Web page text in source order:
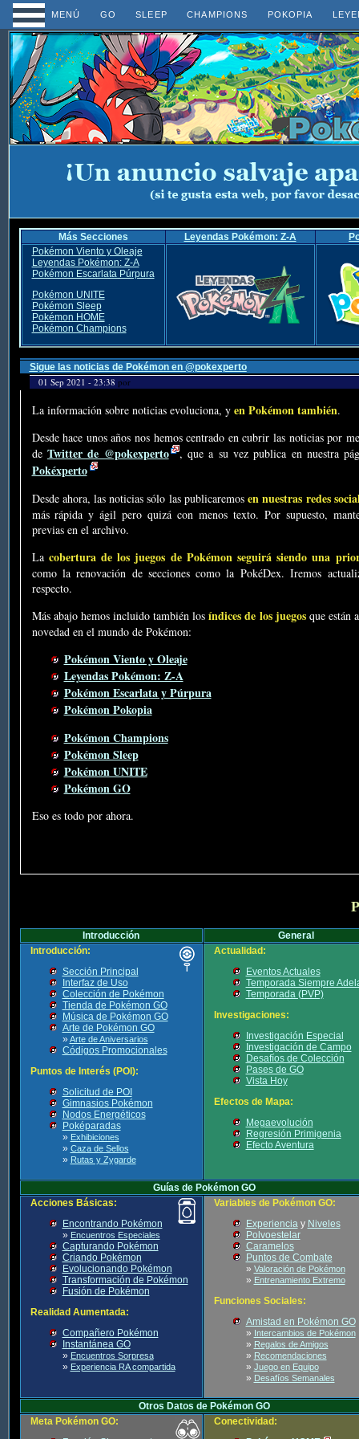
MENÚ GO SLEEP CHAMPIONS POKOPIA
Más Secciones Leyendas Pokémon: Z-A
Pokémon Viento y Oleaje
Leyendas Pokémon: Z-A
Pokémon Escarlata Púrpura
Pokémon UNITE
Pokémon Sleep
Pokémon HOME
Pokémon Champions
Sigue las noticias de Pokémon en @pokexperto
01 Sep 2021 - 23:38 por
La información sobre noticias evoluciona, y en Pokémon también.
Desde hace unos años nos hemos centrado en cubrir las noticias por
de Twitter de @pokexperto , que a su vez publica en nuestra
Pokéxperto
Desde ahora, las noticias sólo las publicaremosen nuestras redes
más rápida y ágil pero quizá con menos texto. Por supuesto,
previas en el archivo.
La cobertura de los juegos de Pokémon seguirá siendo una
como la renovación de secciones como la PokéDex. Iremos
respecto.
Más abajo hemos incluido también losíndices de los juegosque están
novedad en el mundo de Pokémon:
Pokémon Viento y Oleaje
Leyendas Pokémon: Z-A
Pokémon Escarlata y Púrpura
Pokémon Pokopia
Pokémon Champions
Pokémon Sleep
Pokémon UNITE
Pokémon GO
Eso es todo por ahora.
Introducción
General
Introducción:
Sección Principal
Interfaz de Uso
Colección de Pokémon
Tienda de Pokémon GO
Música de Pokémon GO
Arte de Pokémon GO
» Arte de Aniversarios
Códigos Promocionales
Puntos de Interés (POI):
Solicitud de POI
Gimnasios Pokémon
Nodos Energéticos
Poképaradas
» Exhibiciones
» Caza de Sellos
» Rutas y Zygarde
Actualidad:
Eventos Actuales
Temporada Siempre
Temporada (PVP)
Investigaciones:
Investigación Especial
Investigación de Campo
Desafíos de Colección
Pases de GO
Vista Hoy
Efectos de Mapa:
Megaevolución
Regresión Primigenia
Efecto Aventura
Guías de Pokémon GO
Acciones Básicas:
Encontrando Pokémon
» Encuentros Especiales
Capturando Pokémon
Criando Pokémon
Evolucionando Pokémon
Transformación de Pokémon
Fusión de Pokémon
Realidad Aumentada:
Compañero Pokémon
Instantánea GO
» Encuentros Sorpresa
» Experiencia RA compartida
Variables de Pokémon GO:
Experienciay Niveles
Polvoestelar
Caramelos
Puntos de Combate
» Valoración de Pokémon
» Entrenamiento Extremo
Funciones Sociales:
Amistad en Pokémon GO
» Intercambios de Pokémon
» Regalos de Amigos
» Recomendaciones
» Juego en Equipo
» Desafíos Semanales
Otros Datos de Pokémon GO
Meta Pokémon GO:
Conectividad: